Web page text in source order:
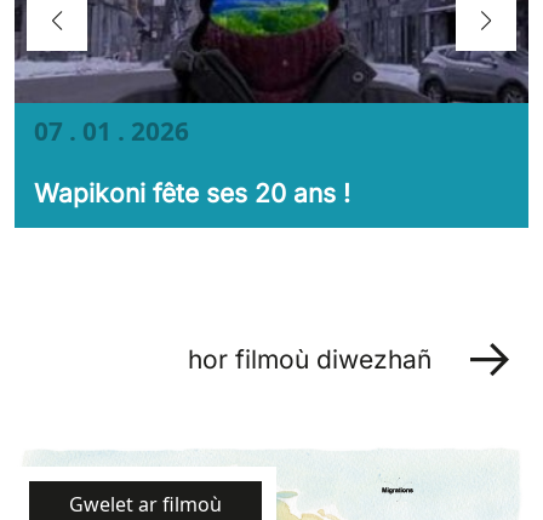
07 . 01 . 2026
Wapikoni fête ses 20 ans !
hor filmoù diwezhañ
Gwelet ar filmoù